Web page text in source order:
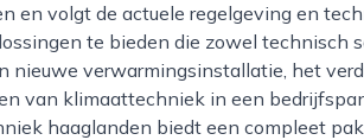
en volgt de actuele regelgeving en
te bieden die zowel technisch
nieuwe verwarmingsinstallatie, het
van klimaattechniek in een
haaglanden biedt een compleet